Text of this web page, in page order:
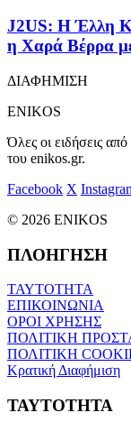
J2US: Η Έλλη
η Χαρά Βέρρα
ΔΙΑΦΗΜΙΣΗ
ENIKOS
Όλες οι ειδήσεις
του enikos.gr.
Facebook X
© 2026 ENIKOS
ΠΛΟΗΓΗΣΗ
ΤΑΥΤΟΤΗΤΑ
ΕΠΙΚΟΙΝΩΝΙΑ
ΟΡΟΙ ΧΡΗΣΗΣ
ΠΟΛΙΤΙΚΗ
ΠΟΛΙΤΙΚΗ
Κρατική Διαφήμιση
ΤΑΥΤΟΤΗΤΑ